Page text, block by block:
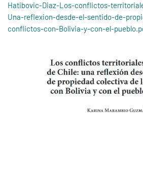
Hatibovic-Diaz-Los-conflictos-
Una-reflexion-desde-el-sentido-de-
conflictos-con-Bolivia-y-con-el-